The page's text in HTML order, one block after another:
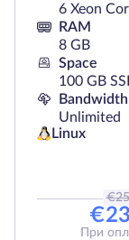
6 Xeon
RAM
8 GB
Space
100 GB
Bandwidth
Unlimited
Linux
€
€
При